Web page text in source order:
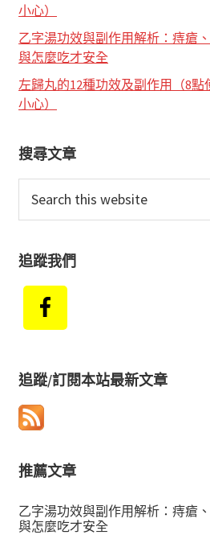
小心）
乙字湯功效與副作用解析：痔瘡
與怎麼吃才安全
左歸丸的12種功效及副作用（8點
小心）
搜尋文章
this
追蹤我們
追蹤/訂閱本站最新文章
推薦文章
乙字湯功效與副作用解析：痔瘡
與怎麼吃才安全